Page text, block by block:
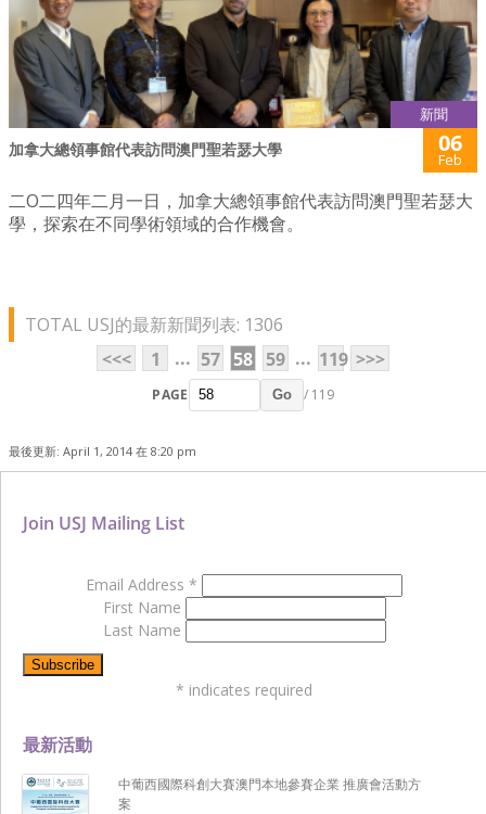
新聞
加拿大總領事館代表訪問澳門聖若瑟大學 06
Feb
二O二四年二月一日，加拿大總領事館代表訪問澳門聖若瑟大
學，探索在不同學術領域的合作機會。
TOTAL USJ的最新新聞列表: 1306
<<<
1 ... 57 58 59 ... 119 >>>
PAGE Go / 119
最後更新: April 1, 2014 在 8:20 pm
最新活動
中葡西國際科創大賽澳門本地參賽企業 推廣會活動方
案
Join USJ Mailing List
Email Address *
First Name
Last Name
* indicates required